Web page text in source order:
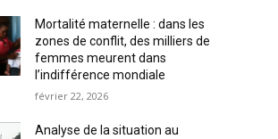
Mortalité maternelle : dans les
zones de conflit, des milliers de
femmes meurent dans
l’indifférence mondiale
février 22, 2026
Analyse de la situation au